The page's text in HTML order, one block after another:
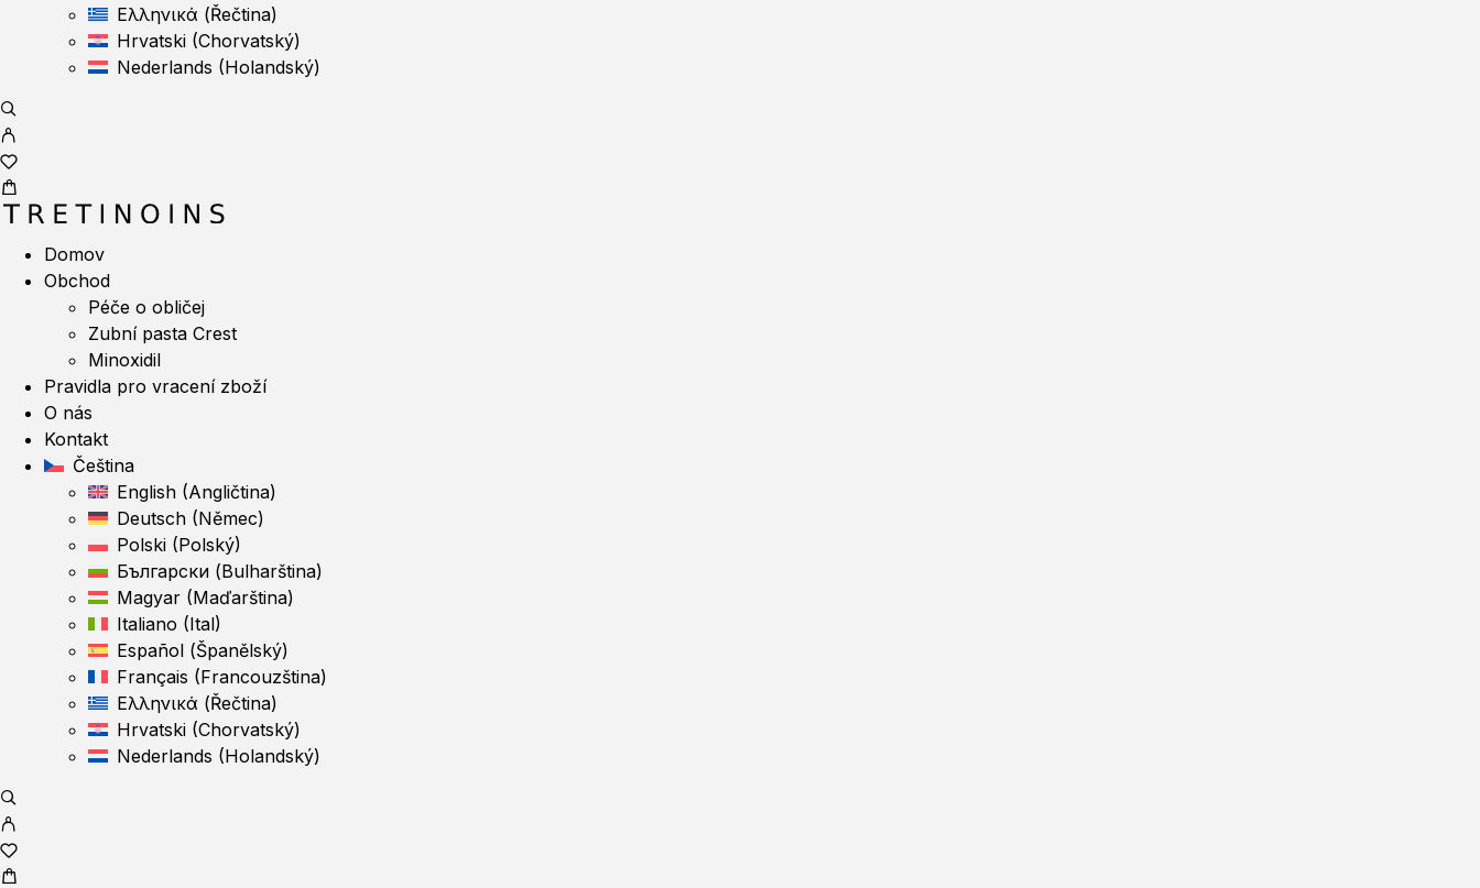
Ελληνικά (Řečtina)
Hrvatski (Chorvatský)
Nederlands (Holandský)
Domov
Obchod
Péče o obličej
Zubní pasta Crest
Minoxidil
Pravidla pro vracení zboží
O nás
Kontakt
Čeština
English (Angličtina)
Deutsch (Němec)
Polski (Polský)
Български (Bulharština)
Magyar (Maďarština)
Italiano (Ital)
Español (Španělský)
Français (Francouzština)
Ελληνικά (Řečtina)
Hrvatski (Chorvatský)
Nederlands (Holandský)